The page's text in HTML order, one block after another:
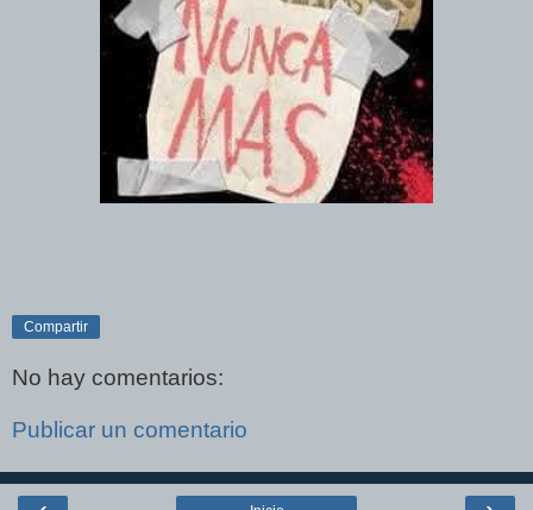
Compartir
No hay comentarios:
Publicar un comentario